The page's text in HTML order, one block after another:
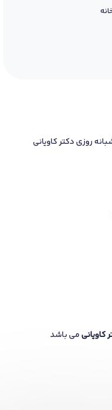
روزی دکتر کاویانی
کاویانیمی باشد